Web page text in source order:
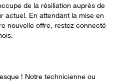
de la résiliation auprès de
actuel. En attendant la mise en
nouvelle offre, restez connecté
! Notre technicienne ou